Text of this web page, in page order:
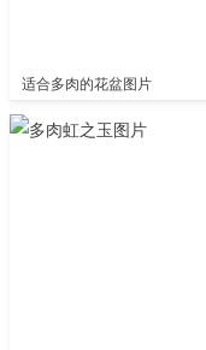
适合多肉的花盆图片